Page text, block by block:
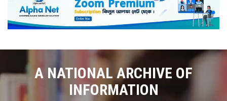
A NATIONAL ARCHIVE OF
INFORMATION